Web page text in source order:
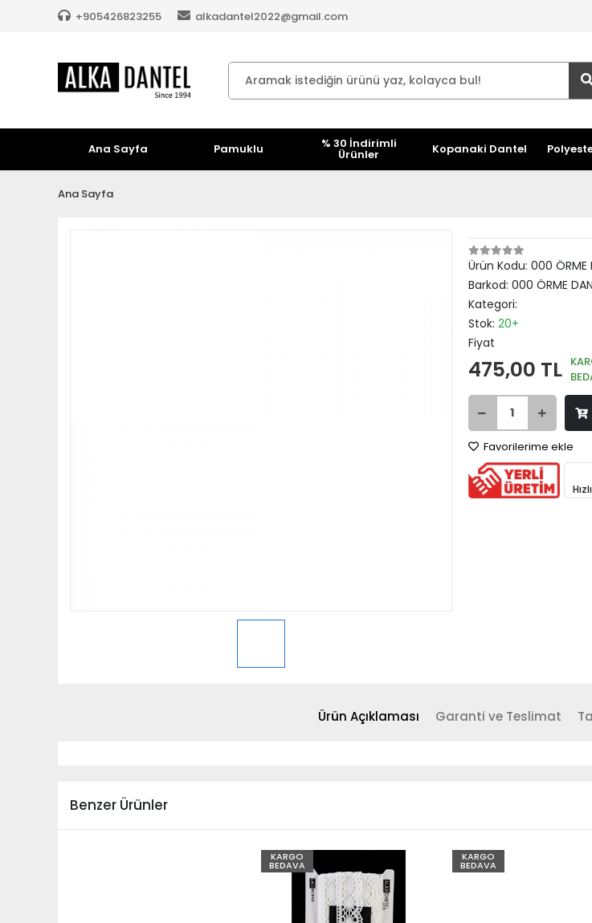
+905426823255 alkadantel2022@gmail.com
Ana Sayfa Pamuklu % 30 İndirimli
Ürünler Kopanaki Dantel
Ana Sayfa
Ürün Kodu: 000 ÖRME
Barkod: 000 ÖRME
Kategori:
Stok: 20+
Fiyat
475,00 TL
Favorilerime ekle
Ürün Açıklaması Garanti ve Teslimat
Benzer Ürünler
KARGO
BEDAVA
KARGO
BEDAVA